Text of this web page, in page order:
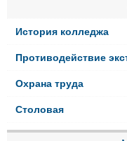
История колледжа
Противодействие
Охрана труда
Столовая